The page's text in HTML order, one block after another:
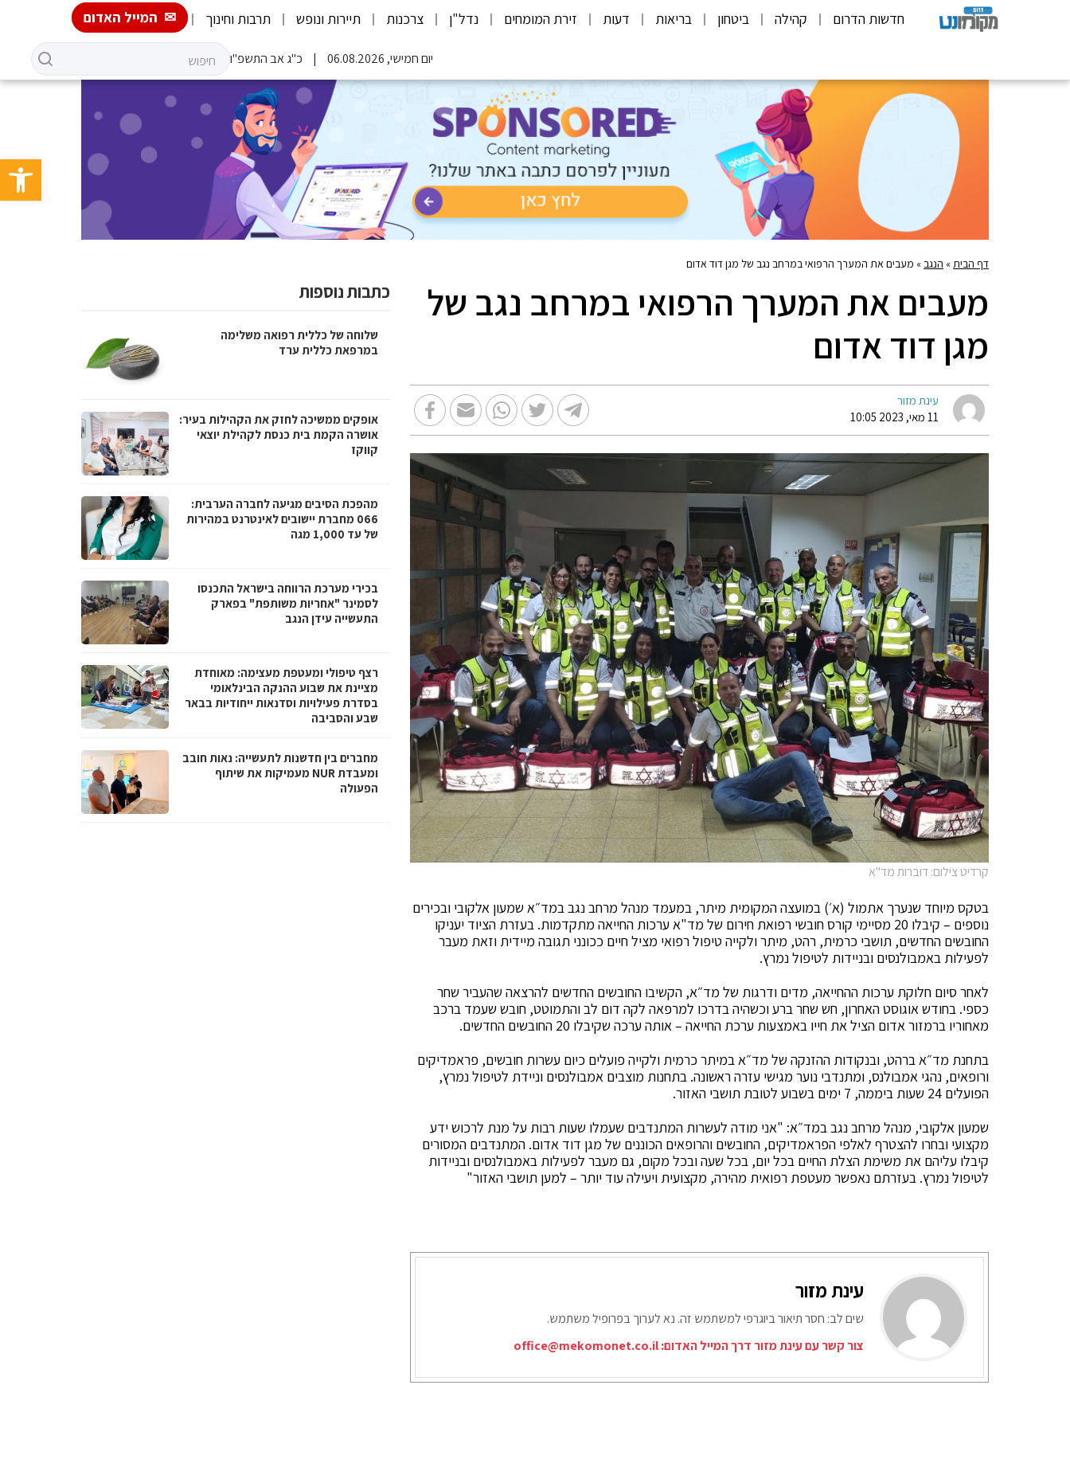
פתח
חדשות הדרום קהילה ביטחון בריאות דעות זירת המומחים נדל"ן צרכנות תיירות ונופש תרבות וחינוך המייל האדום
יום חמישי, 06.08.2026 כ"ג אב התשפ"ו
דף הבית » הנגב» מעבים את המערך הרפואי במרחב נגב של מגן דוד אדום
מעבים את המערך הרפואי במרחב נגב של
מגן דוד אדום
עינת מזור
11 מאי, 2023 10:05
קרדיט צילום: דוברות מד"א
בטקס מיוחד שנערך אתמול (א׳) במועצה המקומית מיתר, במעמד מנהל מרחב נגב במד״א שמעון אלקובי ובכירים
נוספים – קיבלו 20 מסיימי קורס חובשי רפואת חירום של מד"א ערכות החייאה מתקדמות. בעזרת הציוד יעניקו
החובשים החדשים, תושבי כרמית, רהט, מיתר ולקייה טיפול רפואי מציל חיים ככונני תגובה מיידית וזאת מעבר
לפעילות באמבולנסים ובניידות לטיפול נמרץ.
לאחר סיום חלוקת ערכות ההחייאה, מדים ודרגות של מד״א, הקשיבו החובשים החדשים להרצאה שהעביר שחר
כספי. בחודש אוגוסט האחרון, חש שחר ברע וכשהיה בדרכו למרפאה לקה דום לב והתמוטט, חובש שעמד ברכב
מאחוריו ברמזור אדום הציל את חייו באמצעות ערכת החייאה – אותה ערכה שקיבלו 20 החובשים החדשים.
בתחנת מד״א ברהט, ובנקודות ההזנקה של מד״א במיתר כרמית ולקייה פועלים כיום עשרות חובשים, פראמדיקים
ורופאים, נהגי אמבולנס, ומתנדבי נוער מגישי עזרה ראשונה. בתחנות מוצבים אמבולנסים וניידת לטיפול נמרץ,
הפועלים 24 שעות ביממה, 7 ימים בשבוע לטובת תושבי האזור.
שמעון אלקובי, מנהל מרחב נגב במד״א: "אני מודה לעשרות המתנדבים שעמלו שעות רבות על מנת לרכוש ידע
מקצועי ובחרו להצטרף לאלפי הפראמדיקים, החובשים והרופאים הכוננים של מגן דוד אדום. המתנדבים המסורים
קיבלו עליהם את משימת הצלת החיים בכל יום, בכל שעה ובכל מקום, גם מעבר לפעילות באמבולנסים ובניידות
לטיפול נמרץ. בעזרתם נאפשר מעטפת רפואית מהירה, מקצועית ויעילה עוד יותר – למען תושבי האזור"
עינת מזור
שים לב: חסר תיאור ביוגרפי למשתמש זה. נא לערוך בפרופיל משתמש.
צור קשר עם עינת מזור דרך המייל האדום:office@mekomonet.co.il
כתבות נוספות
שלוחה של כללית רפואה משלימה
במרפאת כללית ערד
אופקים ממשיכה לחזק את הקהילות בעיר:
אושרה הקמת בית כנסת לקהילת יוצאי
קווקז
מהפכת הסיבים מגיעה לחברה הערבית:
066 מחברת יישובים לאינטרנט במהירות
של עד 1,000 מגה
בכירי מערכת הרווחה בישראל התכנסו
לסמינר "אחריות משותפת" בפארק
התעשייה עידן הנגב
רצף טיפולי ומעטפת מעצימה: מאוחדת
מציינת את שבוע ההנקה הבינלאומי
בסדרת פעילויות וסדנאות ייחודיות בבאר
שבע והסביבה
מחברים בין חדשנות לתעשייה: נאות חובב
ומעבדת NUR מעמיקות את שיתוף
הפעולה